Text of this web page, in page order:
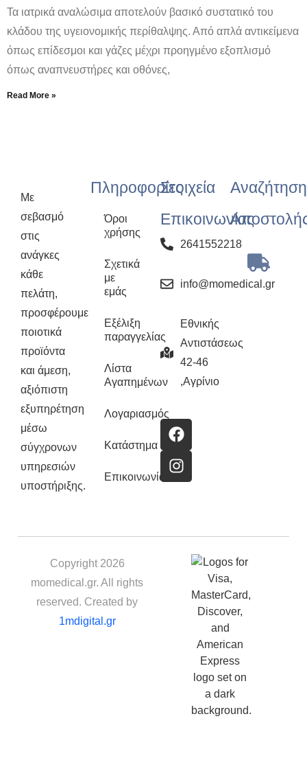
Τα ιατρικά αναλώσιμα αποτελούν βασικό συστατικό του
κλάδου της υγειονομικής περίθαλψης. Από απλά αντικείμενα
όπως επίδεσμοι και γάζες μέχρι προηγμένο εξοπλισμό
όπως αναπνευστήρες και οθόνες,
Read More »
Με
σεβασμό
στις
ανάγκες
κάθε
πελάτη,
προσφέρουμε
ποιοτικά
προϊόντα
και άμεση,
αξιόπιστη
εξυπηρέτηση
μέσω
σύγχρονων
υπηρεσιών
υποστήριξης.
Πληροφορίες
Όροι
χρήσης
Σχετικά
με
εμάς
Εξέλιξη
παραγγελίας
Λίστα
Αγαπημένων
Λογαριασμός
Κατάστημα
Επικοινωνία
Στοιχεία
Επικοινωνίας
2641552218
info@momedical.gr
Εθνικής
Αντιστάσεως
42-46
,Αγρίνιο
Αναζήτηση
Copyright 2026
momedical.gr. All rights
reserved. Created by
1mdigital.gr